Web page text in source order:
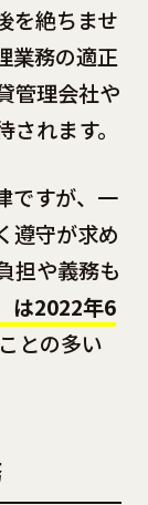
を絶ちませ
業務の適正
管理会社や
れます。
ですが、一
遵守が求め
担や義務も
は2022年6
との多い